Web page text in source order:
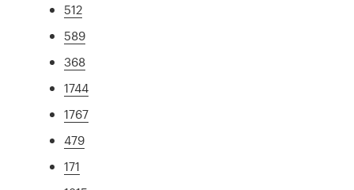
512
589
368
1744
1767
479
171